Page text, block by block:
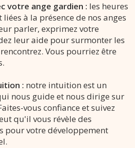
votre ange gardien : les heures
à la présence de nos anges
parler, exprimez votre
leur aide pour surmonter les
Vous pourriez être
: notre intuition est un
nous guide et nous dirige sur
vous confiance et suivez
qu'il vous révèle des
pour votre développement